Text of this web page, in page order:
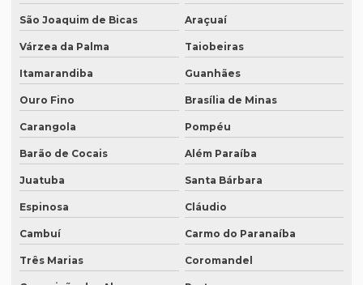
Empresas especializadas em tradução
Empresas que fazem tradução
Empresas que fazem tradução juramentada
Empresas que fazem tradução técnica
Empresas que prestam serviço de tradução
Empresas de tradução de artigos científicos em inglês
Empresas de tradução em curitiba
Empresas de tradução online
Empresas de transcrição
São Joaquim de Bicas Araçuaí
Várzea da Palma Taiobeiras
Itamarandiba Guanhães
Ouro Fino Brasília de Minas
Carangola Pompéu
Barão de Cocais Além Paraíba
Juatuba Santa Bárbara
Espinosa Cláudio
Cambuí Carmo do Paranaíba
Três Marias Coromandel